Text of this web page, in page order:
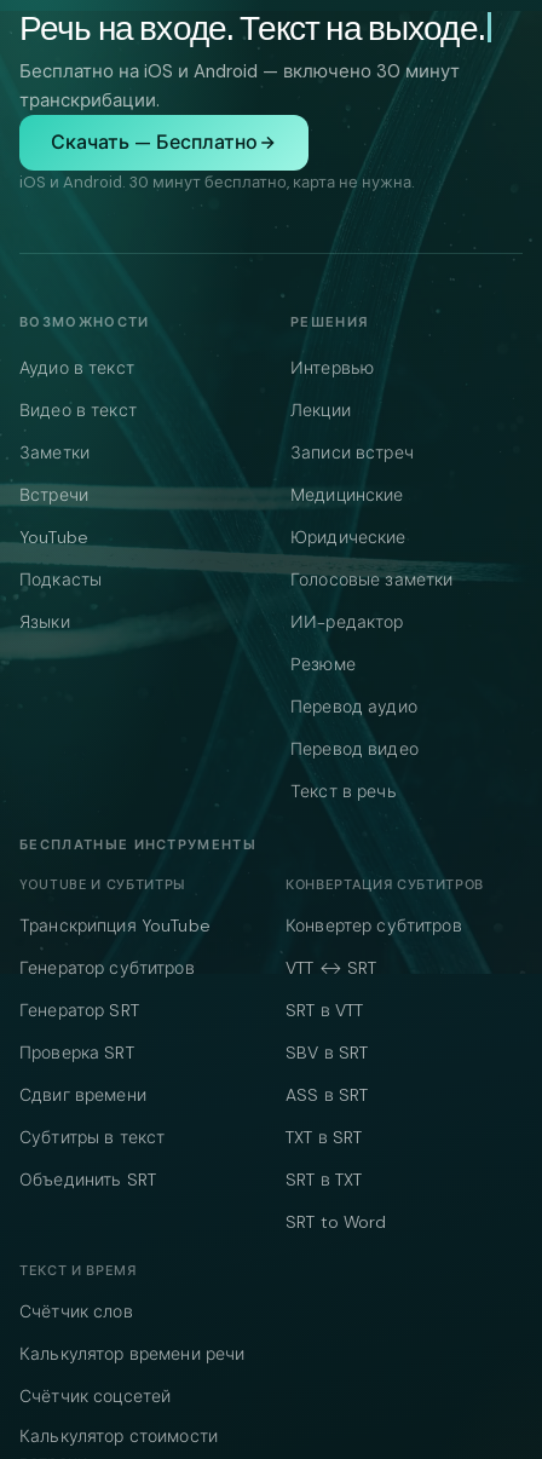
Речь на входе. Текст на выходе.
Бесплатно на iOS и Android — включено 30 минут
транскрибации.
Скачать — Бесплатно
iOS и Android. 30 минут бесплатно, карта не нужна.
ВОЗМОЖНОСТИ
Аудио в текст
Видео в текст
Заметки
Встречи
YouTube
Подкасты
Языки
РЕШЕНИЯ
Интервью
Лекции
Записи встреч
Медицинские
Юридические
Голосовые заметки
ИИ-редактор
Резюме
Перевод аудио
Перевод видео
Текст в речь
БЕСПЛАТНЫЕ ИНСТРУМЕНТЫ
YOUTUBE И СУБТИТРЫ
Транскрипция YouTube
Генератор субтитров
Генератор SRT
Проверка SRT
Сдвиг времени
Субтитры в текст
Объединить SRT
КОНВЕРТАЦИЯ СУБТИТРОВ
Конвертер субтитров
VTT ↔ SRT
SRT в VTT
SBV в SRT
ASS в SRT
TXT в SRT
SRT в TXT
SRT to Word
ТЕКСТ И ВРЕМЯ
Счётчик слов
Калькулятор времени речи
Счётчик соцсетей
Калькулятор стоимости